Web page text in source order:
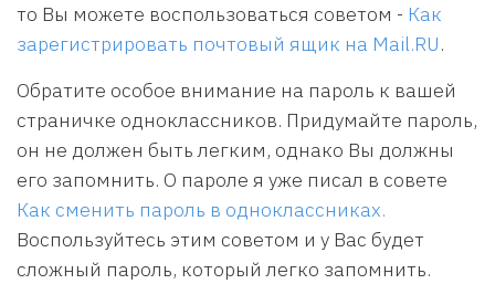
то Вы можете воспользоваться советом - Как
зарегистрировать почтовый ящик на Mail.RU.
Обратите особое внимание на пароль к вашей
страничке одноклассников. Придумайте пароль,
он не должен быть легким, однако Вы должны
его запомнить. О пароле я уже писал в совете
Как сменить пароль в одноклассниках.
Воспользуйтесь этим советом и у Вас будет
сложный пароль, который легко запомнить.